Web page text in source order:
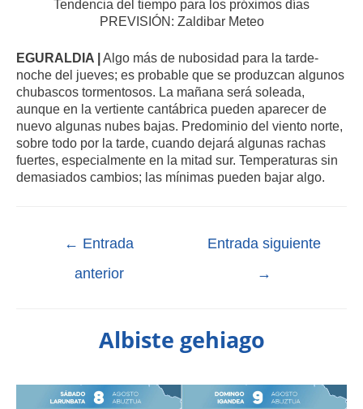
Tendencia del tiempo para los próximos días
PREVISIÓN: Zaldibar Meteo
EGURALDIA |
Algo más de nubosidad para la tarde-
noche del jueves; es probable que se produzcan algunos
chubascos tormentosos. La mañana será soleada,
aunque en la vertiente cantábrica pueden aparecer de
nuevo algunas nubes bajas. Predominio del viento norte,
sobre todo por la tarde, cuando dejará algunas rachas
fuertes, especialmente en la mitad sur. Temperaturas sin
demasiados cambios; las mínimas pueden bajar algo.
← Entrada
anterior
Entrada siguiente
→
Albiste gehiago